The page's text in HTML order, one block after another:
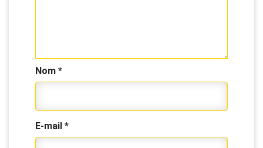
Nom *
E-mail *